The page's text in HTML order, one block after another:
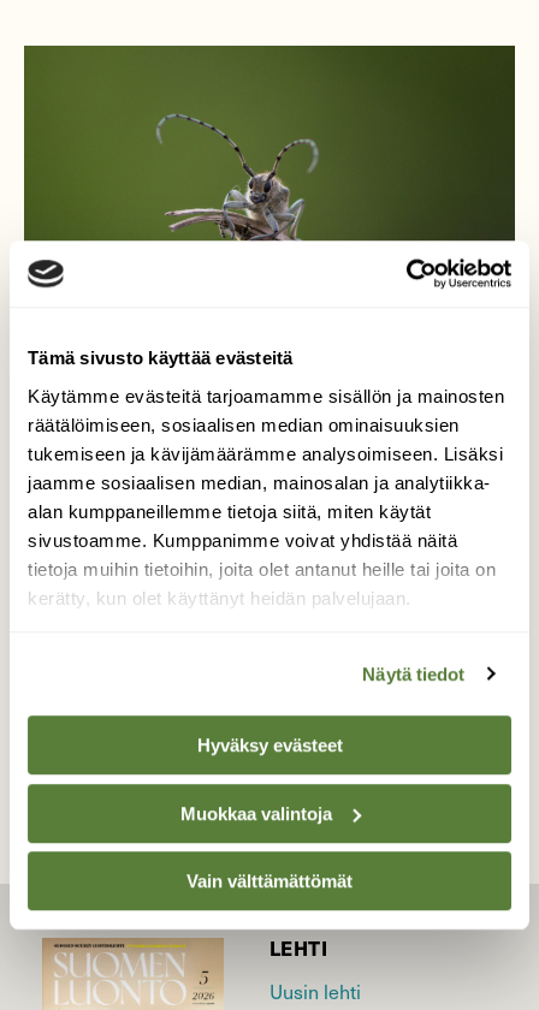
Tämä sivusto käyttää evästeitä
Käytämme evästeitä tarjoamamme sisällön ja mainosten
räätälöimiseen, sosiaalisen median ominaisuuksien
tukemiseen ja kävijämäärämme analysoimiseen. Lisäksi
jaamme sosiaalisen median, mainosalan ja analytiikka-
alan kumppaneillemme tietoja siitä, miten käytät
sivustoamme. Kumppanimme voivat yhdistää näitä
tietoja muihin tietoihin, joita olet antanut heille tai joita on
kerätty, kun olet käyttänyt heidän palvelujaan.
Näytä tiedot
Hyväksy evästeet
Muokkaa valintoja
Vain välttämättömät
Jäärä
Moi, en ole varma asiasta mutta olisko tämä
härmejäärä, todella suloinen kuitenkin on:)
TAKAISIN LISTAAN
LEHTI
Uusin lehti